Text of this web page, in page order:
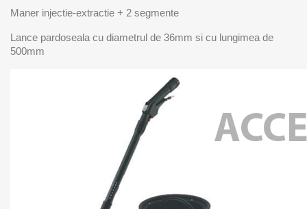
Maner injectie-extractie + 2 segmente
Lance pardoseala cu diametrul de 36mm si cu lungimea de
500mm